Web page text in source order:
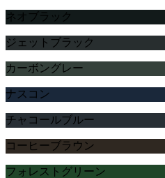
ネオブラック
ジェットブラック
カーボングレー
ナスコン
チャコールブルー
コーヒーブラウン
フォレストグリーン